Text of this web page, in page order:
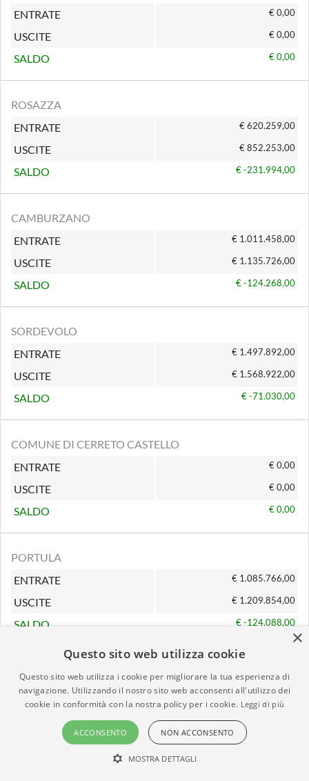
ENTRATE
€ 0,00
USCITE € 0,00
SALDO € 0,00
ROSAZZA
ENTRATE
€ 620.259,00
USCITE € 852.253,00
SALDO € -231.994,00
CAMBURZANO
ENTRATE
€ 1.011.458,00
USCITE € 1.135.726,00
SALDO € -124.268,00
SORDEVOLO
ENTRATE
€ 1.497.892,00
USCITE € 1.568.922,00
SALDO € -71.030,00
COMUNE DI CERRETO CASTELLO
ENTRATE
€ 0,00
USCITE € 0,00
SALDO € 0,00
PORTULA
ENTRATE
€ 1.085.766,00
USCITE € 1.209.854,00
SALDO € -124.088,00
COMUNE DI SELVE MARCONE
ENTRATE
€ 0,00
×
Questo sito web utilizza cookie
Questo sito web utilizza i cookie per migliorare la tua esperienza di
navigazione. Utilizzando il nostro sito web acconsenti all'utilizzo dei
cookie in conformità con la nostra policy per i cookie. Leggi di più
ACCONSENTO NON ACCONSENTO
MOSTRA DETTAGLI